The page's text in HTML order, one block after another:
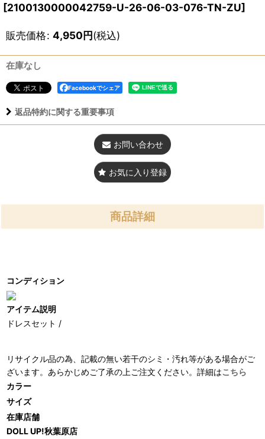
[2100130000042759-U-26-06-03-076-TN-ZU]
販売価格: 4,950円(税込)
在庫なし
Facebookでシェア
返品特約に関する重要事項
お問い合わせ
お気に入り登録
商品詳細
コンディション
アイテム説明
ドレスセット /
リサイクル品の為、記載の無い若干のシミ・汚れ等がある場合がご
ざいます。あらかじめご了承の上ご注文ください。詳細はこちら
カラー
サイズ
在庫店舗
DOLL UP!秋葉原店